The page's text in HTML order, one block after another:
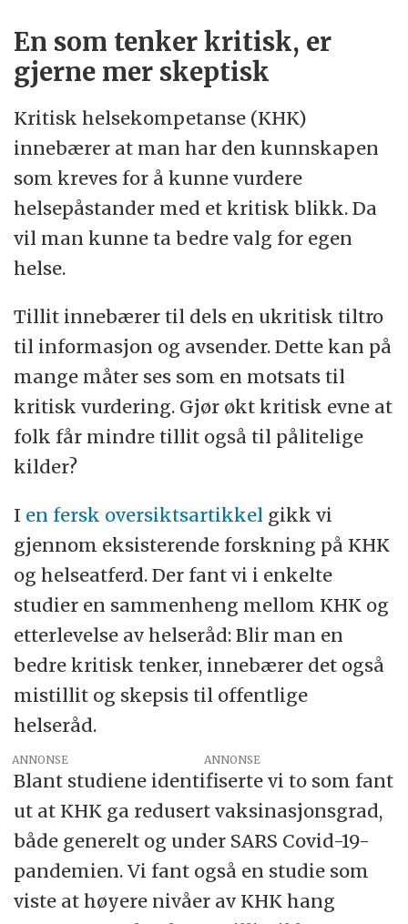
En som tenker kritisk, er
gjerne mer skeptisk
Kritisk helsekompetanse (KHK)
innebærer at man har den kunnskapen
som kreves for å kunne vurdere
helsepåstander med et kritisk blikk. Da
vil man kunne ta bedre valg for egen
helse.
Tillit innebærer til dels en ukritisk tiltro
til informasjon og avsender. Dette kan på
mange måter ses som en motsats til
kritisk vurdering. Gjør økt kritisk evne at
folk får mindre tillit også til pålitelige
kilder?
I en fersk oversiktsartikkel gikk vi
gjennom eksisterende forskning på KHK
og helseatferd. Der fant vi i enkelte
studier en sammenheng mellom KHK og
etterlevelse av helseråd: Blir man en
bedre kritisk tenker, innebærer det også
mistillit og skepsis til offentlige
helseråd.
ANNONSE
Blant studiene identifiserte vi to som fant
ut at KHK ga redusert vaksinasjonsgrad,
både generelt og under SARS Covid-19-
pandemien. Vi fant også en studie som
viste at høyere nivåer av KHK hang